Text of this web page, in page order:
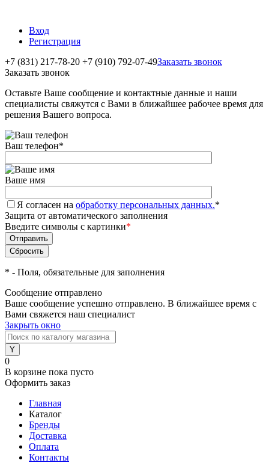
Вход
Регистрация
+7 (831) 217-78-20 +7 (910) 792-07-49Заказать звонок
Заказать звонок
Оставьте Ваше сообщение и контактные данные и наши
специалисты свяжутся с Вами в ближайшее рабочее время для
решения Вашего вопроса.
Ваш телефон*
Ваше имя
Я согласен на обработку персональных данных.*
Защита от автоматического заполнения
Введите символы с картинки*
* - Поля, обязательные для заполнения
Сообщение отправлено
Ваше сообщение успешно отправлено. В ближайшее время с
Вами свяжется наш специалист
Закрыть окно
0
В корзине пока пусто
Оформить заказ
Главная
Каталог
Бренды
Доставка
Оплата
Контакты